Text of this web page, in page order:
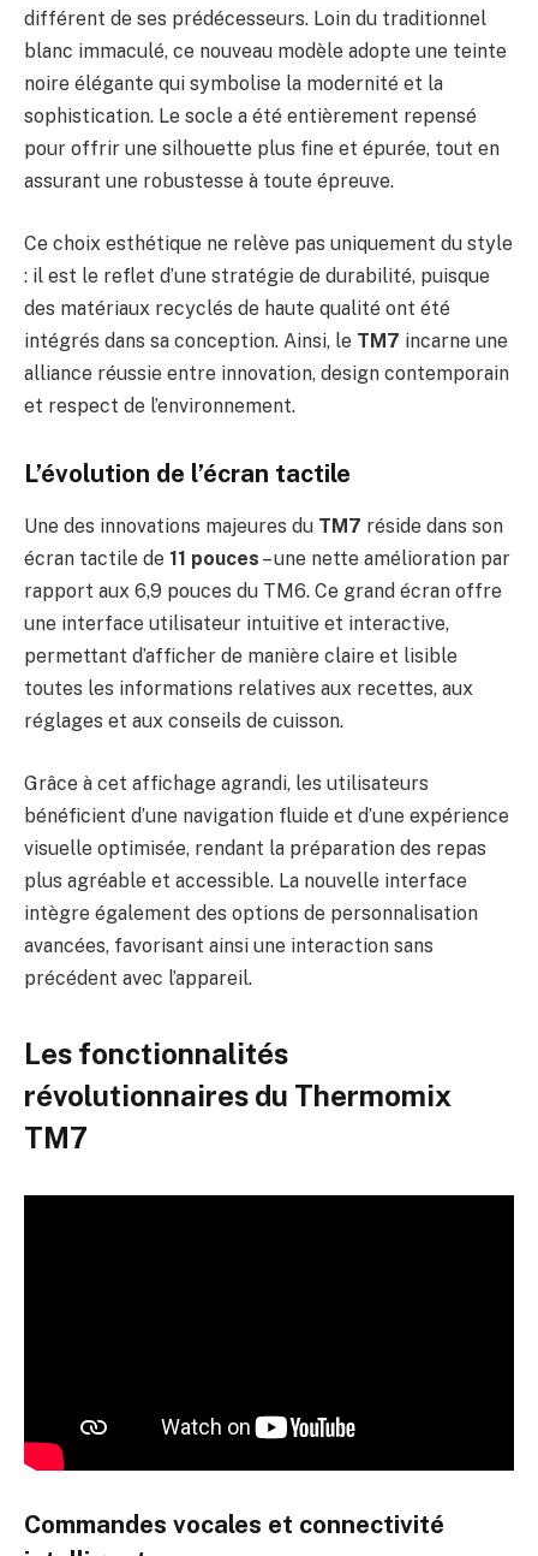
différent de ses prédécesseurs. Loin du traditionnel
blanc immaculé, ce nouveau modèle adopte une teinte
noire élégante qui symbolise la modernité et la
sophistication. Le socle a été entièrement repensé
pour offrir une silhouette plus fine et épurée, tout en
assurant une robustesse à toute épreuve.
Ce choix esthétique ne relève pas uniquement du style
: il est le reflet d’une stratégie de durabilité, puisque
des matériaux recyclés de haute qualité ont été
intégrés dans sa conception. Ainsi, le TM7 incarne une
alliance réussie entre innovation, design contemporain
et respect de l’environnement.
L’évolution de l’écran tactile
Une des innovations majeures du TM7 réside dans son
écran tactile de 11 pouces – une nette amélioration par
rapport aux 6,9 pouces du TM6. Ce grand écran offre
une interface utilisateur intuitive et interactive,
permettant d’afficher de manière claire et lisible
toutes les informations relatives aux recettes, aux
réglages et aux conseils de cuisson.
Grâce à cet affichage agrandi, les utilisateurs
bénéficient d’une navigation fluide et d’une expérience
visuelle optimisée, rendant la préparation des repas
plus agréable et accessible. La nouvelle interface
intègre également des options de personnalisation
avancées, favorisant ainsi une interaction sans
précédent avec l’appareil.
Les fonctionnalités
révolutionnaires du Thermomix
TM7
Commandes vocales et connectivité